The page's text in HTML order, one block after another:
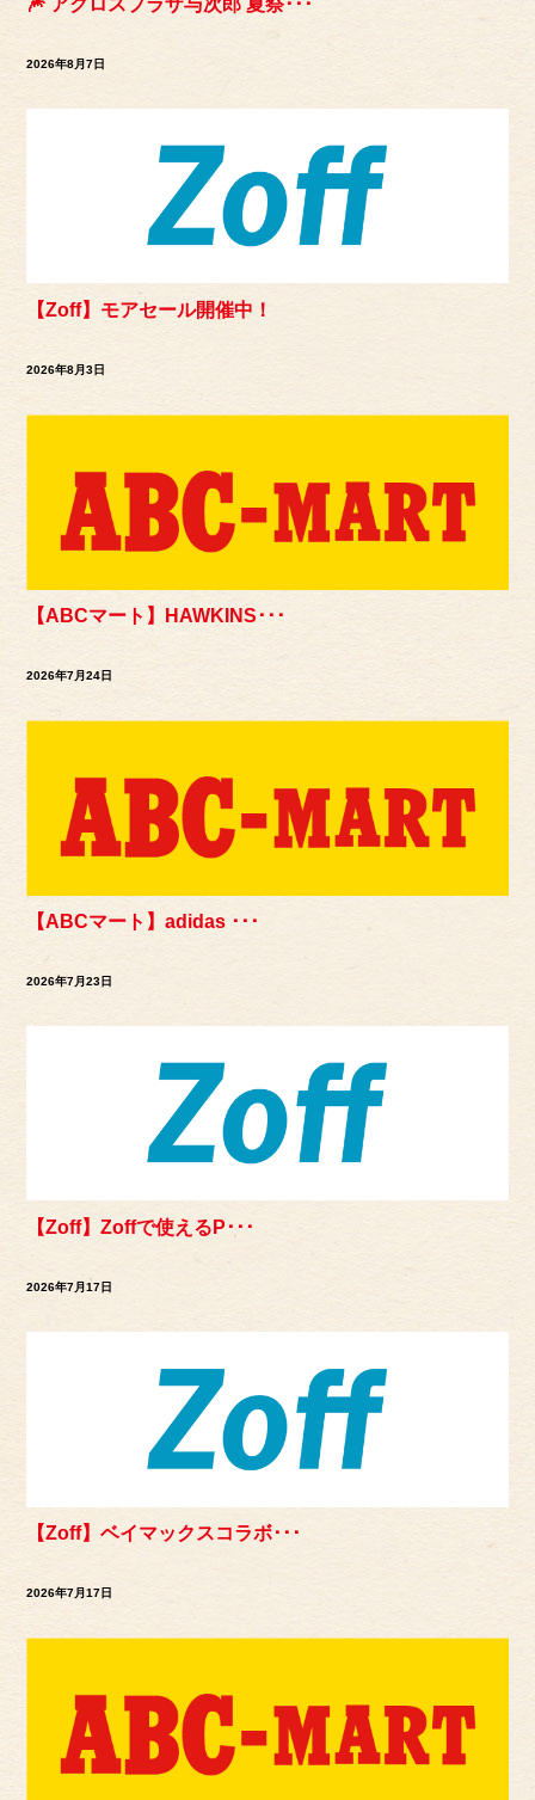
2026年8月7日
【Zoff】モアセール開催中！
2026年8月3日
【ABCマート】HAWKINS･･･
2026年7月24日
【ABCマート】adidas ･･･
2026年7月23日
【Zoff】Zoffで使えるP･･･
2026年7月17日
【Zoff】ベイマックスコラボ･･･
2026年7月17日